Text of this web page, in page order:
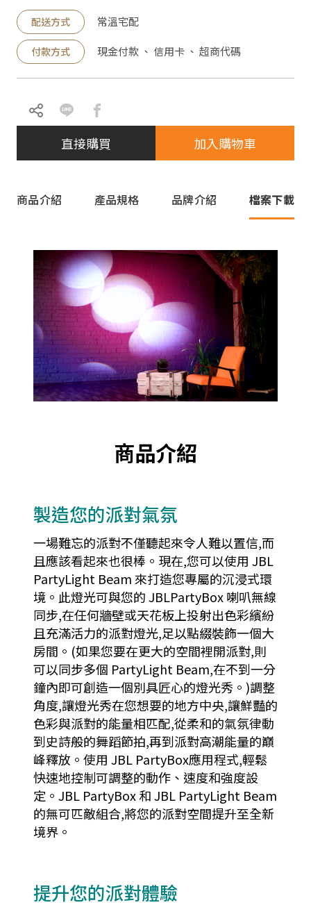
配送方式 常溫宅配
付款方式 現金付款 、 信用卡 、 超商代碼
直接購買 加入購物車
商品介紹 產品規格 品牌介紹 檔案下載
商品介紹
製造您的派對氣氛
一場難忘的派對不僅聽起來令人難以置信,而
且應該看起來也很棒。現在,您可以使用 JBL
PartyLight Beam 來打造您專屬的沉浸式環
境。此燈光可與您的 JBLPartyBox 喇叭無線
同步,在任何牆壁或天花板上投射出色彩繽紛
且充滿活力的派對燈光,足以點綴裝飾一個大
房間。(如果您要在更大的空間裡開派對,則
可以同步多個 PartyLight Beam,在不到一分
鐘內即可創造一個別具匠心的燈光秀。)調整
角度,讓燈光秀在您想要的地方中央,讓鮮豔的
色彩與派對的能量相匹配,從柔和的氣氛律動
到史詩般的舞蹈節拍,再到派對高潮能量的巔
峰釋放。使用 JBL PartyBox應用程式,輕鬆
快速地控制可調整的動作、速度和強度設
定。JBL PartyBox 和 JBL PartyLight Beam
的無可匹敵組合,將您的派對空間提升至全新
境界。
提升您的派對體驗